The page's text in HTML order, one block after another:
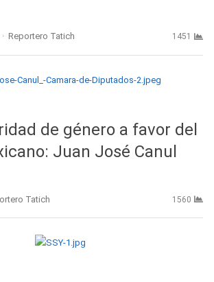
Author
Reportero Tatich 1451
de género a favor del
Juan José Canul
Tatich 1560